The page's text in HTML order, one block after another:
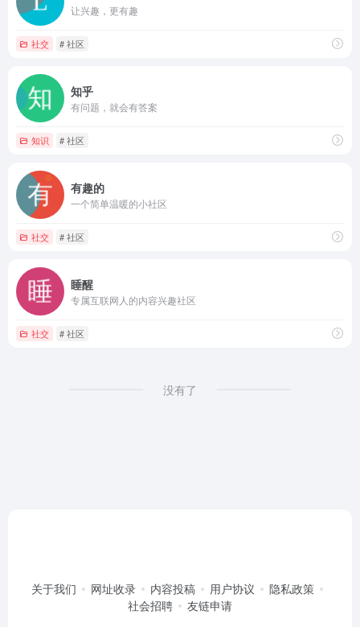
让兴趣，更有趣
社交 # 社区
知乎
有问题，就会有答案
知识 # 社区
有趣的
一个简单温暖的小社区
社交 # 社区
睡醒
专属互联网人的内容兴趣社区
社交 # 社区
没有了
关于我们 网址收录 内容投稿 用户协议
隐私政策
社会招聘
友链申请